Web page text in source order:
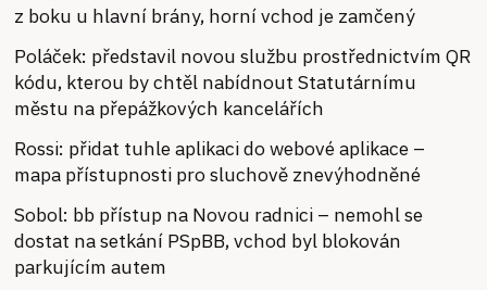
z boku u hlavní brány, horní vchod je zamčený
Poláček: představil novou službu prostřednictvím QR
kódu, kterou by chtěl nabídnout Statutárnímu
městu na přepážkových kancelářích
Rossi: přidat tuhle aplikaci do webové aplikace –
mapa přístupnosti pro sluchově znevýhodněné
Sobol: bb přístup na Novou radnici – nemohl se
dostat na setkání PSpBB, vchod byl blokován
parkujícím autem